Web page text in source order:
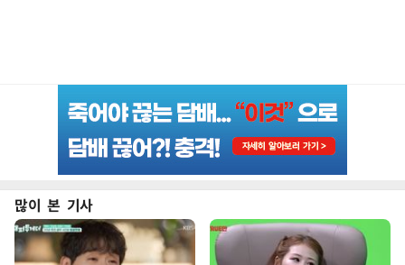
많이 본 기사